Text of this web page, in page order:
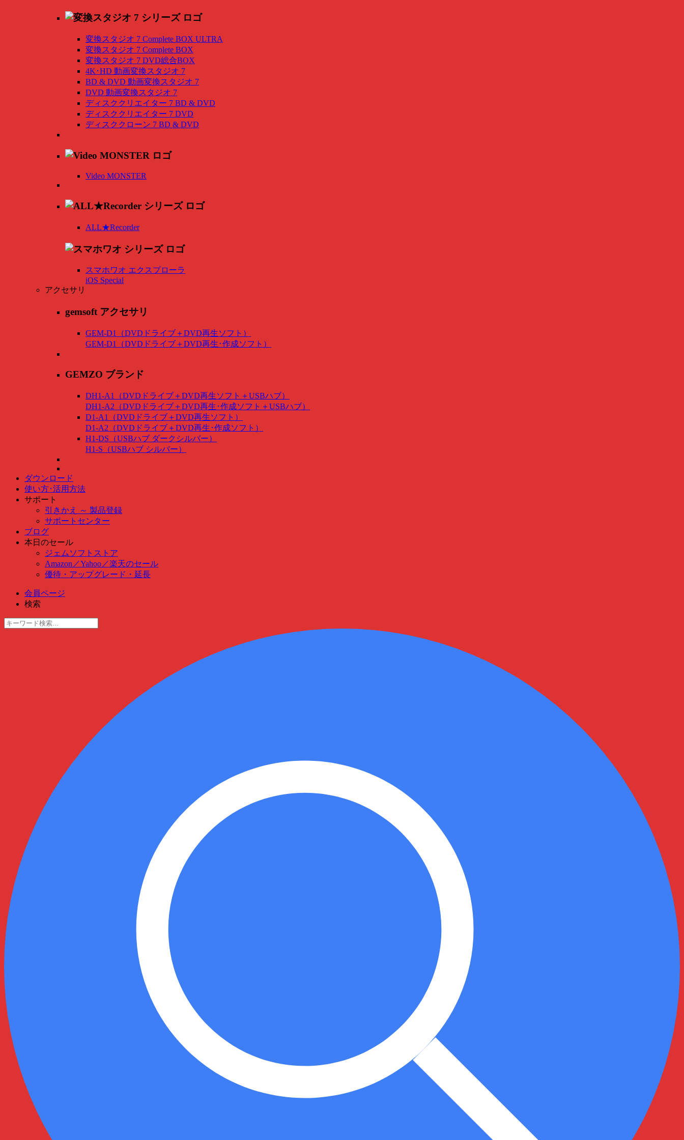
変換スタジオ 7 Complete BOX ULTRA
変換スタジオ 7 Complete BOX
変換スタジオ 7 DVD総合BOX
4K･HD 動画変換スタジオ 7
BD & DVD 動画変換スタジオ 7
DVD 動画変換スタジオ 7
ディスククリエイター 7 BD & DVD
ディスククリエイター 7 DVD
ディスククローン 7 BD & DVD
Video MONSTER
ALL★Recorder
スマホワオ エクスプローラ
iOS Special
アクセサリ
gemsoft アクセサリ
GEM-D1（DVDドライブ＋DVD再生ソフト）
GEM-D1（DVDドライブ＋DVD再生･作成ソフト）
GEMZO ブランド
DH1-A1（DVDドライブ＋DVD再生ソフト＋USBハブ）
DH1-A2（DVDドライブ＋DVD再生･作成ソフト＋USBハブ）
D1-A1（DVDドライブ＋DVD再生ソフト）
D1-A2（DVDドライブ＋DVD再生･作成ソフト）
H1-DS（USBハブ ダークシルバー）
H1-S（USBハブ シルバー）
ダウンロード
使い方･活用方法
サポート
引きかえ ～ 製品登録
サポートセンター
ブログ
本日のセール
ジェムソフトストア
Amazon ／Yahoo ／楽天のセール
優待・アップグレード・延長
会員ページ
検索